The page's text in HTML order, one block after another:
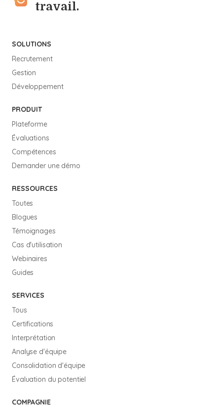
travail.
SOLUTIONS
Recrutement
Gestion
Développement
PRODUIT
Plateforme
Évaluations
Compétences
Demander une démo
RESSOURCES
Toutes
Blogues
Témoignages
Cas d'utilisation
Webinaires
Guides
SERVICES
Tous
Certifications
Interprétation
Analyse d'équipe
Consolidation d'équipe
Évaluation du potentiel
COMPAGNIE